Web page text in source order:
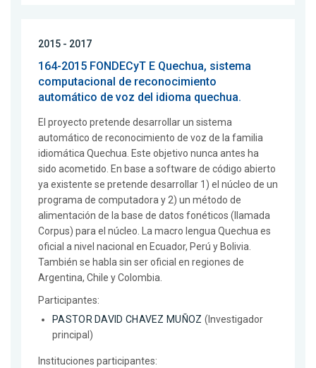
2015 - 2017
164-2015 FONDECyT E Quechua, sistema
computacional de reconocimiento
automático de voz del idioma quechua.
El proyecto pretende desarrollar un sistema
automático de reconocimiento de voz de la familia
idiomática Quechua. Este objetivo nunca antes ha
sido acometido. En base a software de código abierto
ya existente se pretende desarrollar 1) el núcleo de un
programa de computadora y 2) un método de
alimentación de la base de datos fonéticos (llamada
Corpus) para el núcleo. La macro lengua Quechua es
oficial a nivel nacional en Ecuador, Perú y Bolivia.
También se habla sin ser oficial en regiones de
Argentina, Chile y Colombia.
Participantes:
PASTOR DAVID CHAVEZ MUÑOZ (Investigador
principal)
Instituciones participantes: